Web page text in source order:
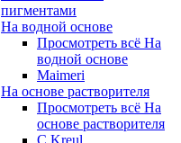
пигментами
На водной основе
Просмотреть всё На
водной основе
Maimeri
На основе растворителя
Просмотреть всё На
основе растворителя
C.Kreul